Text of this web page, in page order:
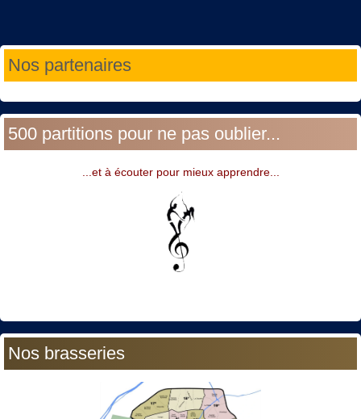
Nos partenaires
500 partitions pour ne pas oublier...
...et à écouter pour mieux apprendre...
Nos brasseries
Année
précédente
Mois
précédent
Année
suivante
Mois
suivant